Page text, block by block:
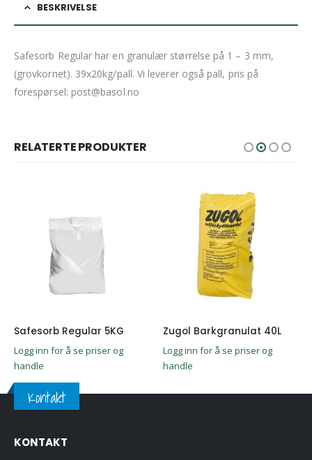
BESKRIVELSE
Safesorb Regular har en granulær størrelse på 1 – 3 mm,
(grovkornet). 39x20kg/pall. Vi leverer også pall, pris på
forespørsel: post@basol.no
RELATERTE PRODUKTER
Safesorb Regular 5KG
Logg inn for å se priser og
handle
Zugol Barkgranulat 40L
Logg inn for å se priser og
handle
Kontakt
KONTAKT